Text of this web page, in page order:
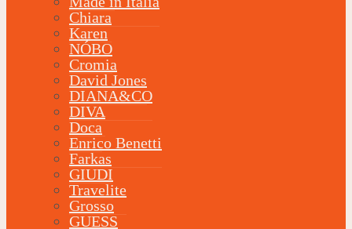
Chiara
Karen
NÓBO
Cromia
David Jones
DIANA&CO
DIVA
Doca
Enrico Benetti
Farkas
GIUDI
Travelite
Grosso
GUESS